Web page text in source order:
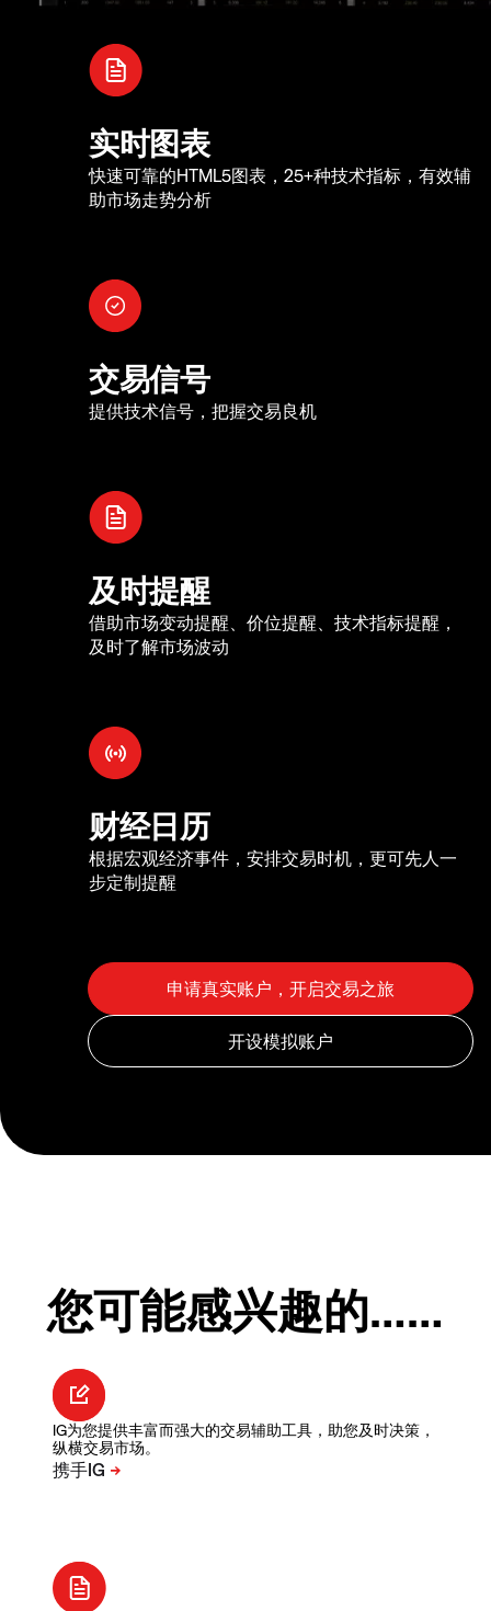
实时图表
快速可靠的HTML5图表，25+种技术指标，有效辅
助市场走势分析
交易信号
提供技术信号，把握交易良机
及时提醒
借助市场变动提醒、价位提醒、技术指标提醒，
及时了解市场波动
财经日历
根据宏观经济事件，安排交易时机，更可先人一
步定制提醒
您可能感兴趣的……
IG为您提供丰富而强大的交易辅助工具，助您及时决策，
纵横交易市场。